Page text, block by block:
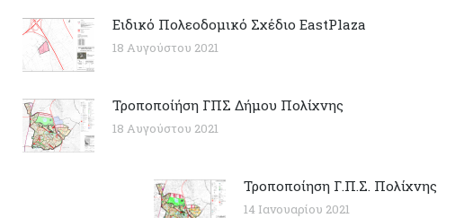
Ειδικό Πολεοδομικό Σχέδιο EastPlaza
18 Αυγούστου 2021
Τροποποίήση ΓΠΣ Δήμου Πολίχνης
18 Αυγούστου 2021
Τροποποίηση Γ.Π.Σ. Πολίχνης
14 Ιανουαρίου 2021